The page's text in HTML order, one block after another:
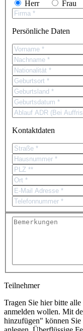
Herr
Frau
Persönliche Daten
Kontaktdaten
Teilnehmer
Tragen Sie hier bitte
anmelden wollen. Mit
hinzufügen" können Sie